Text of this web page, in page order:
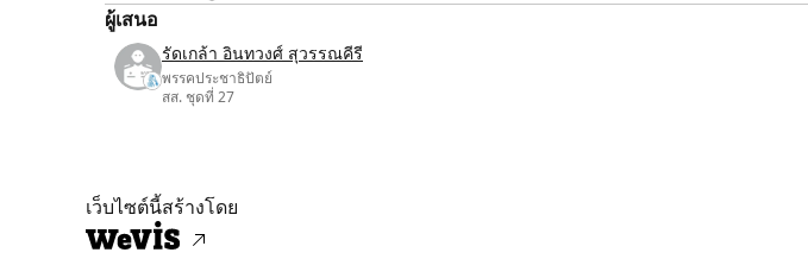
ผู้เสนอ
รัดเกล้า อินทวงศ์ สุวรรณคีรี
พรรคประชาธิปัตย์
สส. ชุดที่ 27
เว็บไซต์นี้สร้างโดย